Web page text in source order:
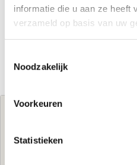
informatie die u aan ze heeft
verzameld op basis van uw
Noodzakelijk
Voorkeuren
Statistieken